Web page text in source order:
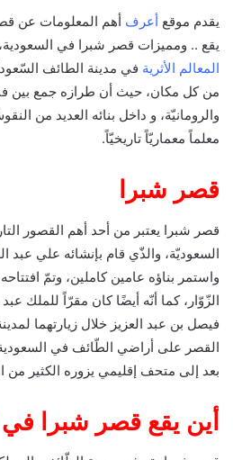
يقدم موقع أعرف أهم المعلومات عن
يقع .. ومميزات قصر شبرا في
المعالم الأثرية في مدينة الطائف
من كل مكان، حيث أن طرازه جمع بين
والرومانيّة، و داخل بنائه العديد من
معلماً معماريّاً تاريخيّاً.
قصر شبرا
قصر شبرا يعتبر من أحد أهم القصور
الزّوّار، كما أنّه أيضًا كان مقرّاً للملك
فيصل بن عبد العزيز خلال زيارتهما
القصر على أراضي الطّائف في
بعد إلى متحف إقليمي يزوره الكثير من
أين يقع قصر شبرا في